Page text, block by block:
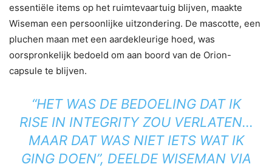
essentiële items op het ruimtevaartuig blijven, maakte
Wiseman een persoonlijke uitzondering. De mascotte, een
pluchen maan met een aardekleurige hoed, was
oorspronkelijk bedoeld om aan boord van de Orion-
capsule te blijven.
“HET WAS DE BEDOELING DAT IK
RISE IN INTEGRITY ZOU VERLATEN…
MAAR DAT WAS NIET IETS WAT IK
GING DOEN”, DEELDE WISEMAN VIA